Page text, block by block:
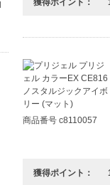
獲得ポイント：
商品番号 c8110057
獲得ポイント：